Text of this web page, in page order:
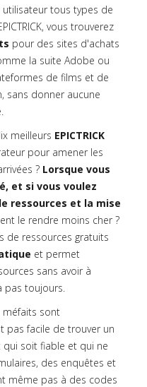
tous types de
vous trouverez
pour des sites d'achats
la suite Adobe ou
de films et de
sans donner aucune
meilleurs EPICTRICK
pour amener les
? Lorsque vous
et si vous voulez
ressources et la mise
le rendre moins cher ?
de ressources gratuits
et permet
sans avoir à
pas toujours.
méfaits sont
pas facile de trouver un
qui soit fiable et qui ne
des enquêtes et
même pas à des codes